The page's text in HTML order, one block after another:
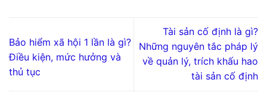
Bảo hiểm xã hội 1 lần là gì?
Điều kiện, mức hưởng và
thủ tục
Tài sản cố định là gì?
Những nguyên tắc pháp lý
về quản lý, trích khấu hao
tài sản cố định